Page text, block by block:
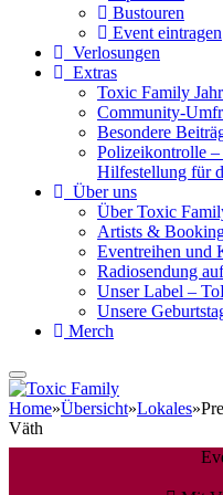
Bustouren
Event eintragen
Verlosungen
Extras
Toxic Family
Community-
Besondere
Polizeikontrolle –
Hilfestellung für
Über uns
Über Toxic
Artists &
Eventreihen und
Radiosendung
Unser Label –
Unsere
Merch
Home»Übersicht»Lokales»
Väth